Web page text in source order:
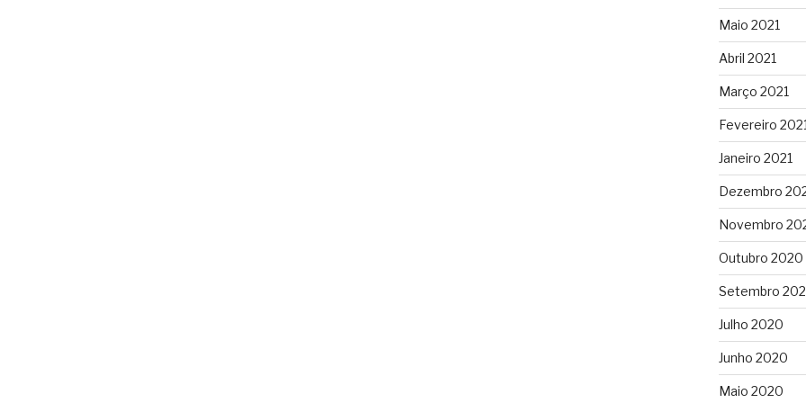
Maio 2021
Abril 2021
Março 2021
Fevereiro
Janeiro 2021
Dezembro
Novembro
Outubro 2020
Setembro
Julho 2020
Junho 2020
Maio 2020